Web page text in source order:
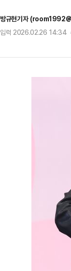
방규현기자
입력 2026.02.26 14:34